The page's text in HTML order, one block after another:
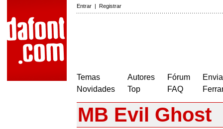
Entrar | Registrar
Temas
Novidades
Autores
Top
Fórum
FAQ
MB Evil Ghost